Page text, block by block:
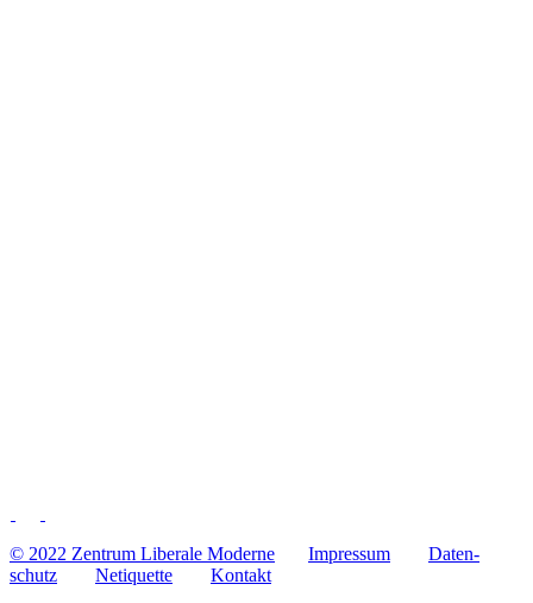
© 2022 Zentrum Libe­rale Moderne Impres­sum
Daten­
schutz
Neti­quette Kontakt